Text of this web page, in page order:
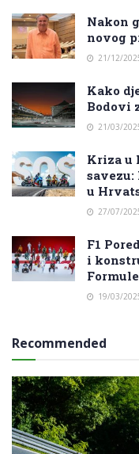
Nakon
novog
21/12/
Kako
Bodovi
21/03/
Kriza u
savezu:
u
27/07/
F1
i
19/03/
Recommended